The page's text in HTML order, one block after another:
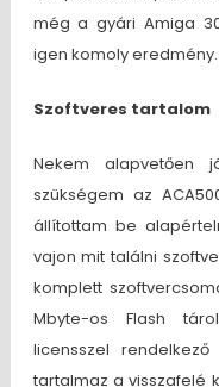
még a gyári Amiga
igen komoly eredmény.
Szoftveres tartalom
Nekem alapvetően
szükségem az
állítottam be
vajon mit találni
komplett
Mbyte-os Flash
licensszel
tartalmaz a visszafelé